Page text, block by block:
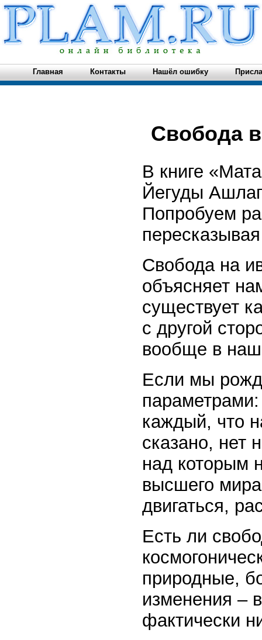
Главная Контакты Нашёл ошибку
Свобода
В книге
Йегуды
Попробуем
Свобода на
объясняет
существует
с другой
вообще в
Если мы
каждый, что
сказано, нет
над которым
высшего
двигаться,
Есть ли
природные,
изменения –
фактически